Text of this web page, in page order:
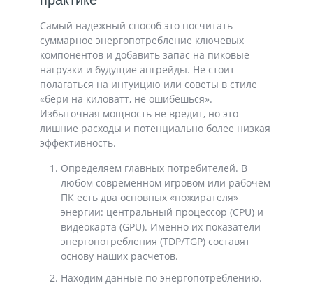
Самый надежный способ это посчитать
суммарное энергопотребление ключевых
компонентов и добавить запас на пиковые
нагрузки и будущие апгрейды. Не стоит
полагаться на интуицию или советы в стиле
«бери на киловатт, не ошибешься».
Избыточная мощность не вредит, но это
лишние расходы и потенциально более низкая
эффективность.
Определяем главных потребителей. В
любом современном игровом или рабочем
ПК есть два основных «пожирателя»
энергии: центральный процессор (CPU) и
видеокарта (GPU). Именно их показатели
энергопотребления (TDP/TGP) составят
основу наших расчетов.
Находим данные по энергопотреблению.